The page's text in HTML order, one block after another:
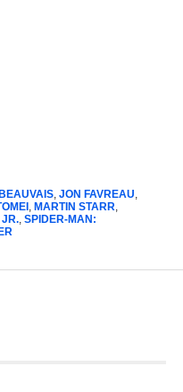
, JON FAVREAU
, MARTIN STARR
JR., SPIDER-MAN: